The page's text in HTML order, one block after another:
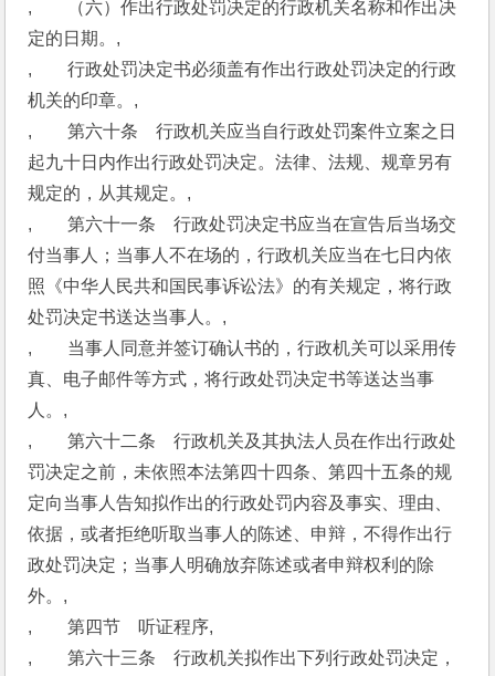
,　　（六）作出行政处罚决定的行政机关名称和作出决
定的日期。,
,　　行政处罚决定书必须盖有作出行政处罚决定的行政
机关的印章。,
,　　第六十条　行政机关应当自行政处罚案件立案之日
起九十日内作出行政处罚决定。法律、法规、规章另有
规定的，从其规定。,
,　　第六十一条　行政处罚决定书应当在宣告后当场交
付当事人；当事人不在场的，行政机关应当在七日内依
照《中华人民共和国民事诉讼法》的有关规定，将行政
处罚决定书送达当事人。,
,　　当事人同意并签订确认书的，行政机关可以采用传
真、电子邮件等方式，将行政处罚决定书等送达当事
人。,
,　　第六十二条　行政机关及其执法人员在作出行政处
罚决定之前，未依照本法第四十四条、第四十五条的规
定向当事人告知拟作出的行政处罚内容及事实、理由、
依据，或者拒绝听取当事人的陈述、申辩，不得作出行
政处罚决定；当事人明确放弃陈述或者申辩权利的除
外。,
,　　第四节　听证程序,
,　　第六十三条　行政机关拟作出下列行政处罚决定，